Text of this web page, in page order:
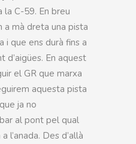
la C-59. En breu
a mà dreta una pista
i que ens durà fins a
d’aigües. En aquest
el GR que marxa
aquesta pista
ja no
al pont pel qual
l’anada. Des d’allà